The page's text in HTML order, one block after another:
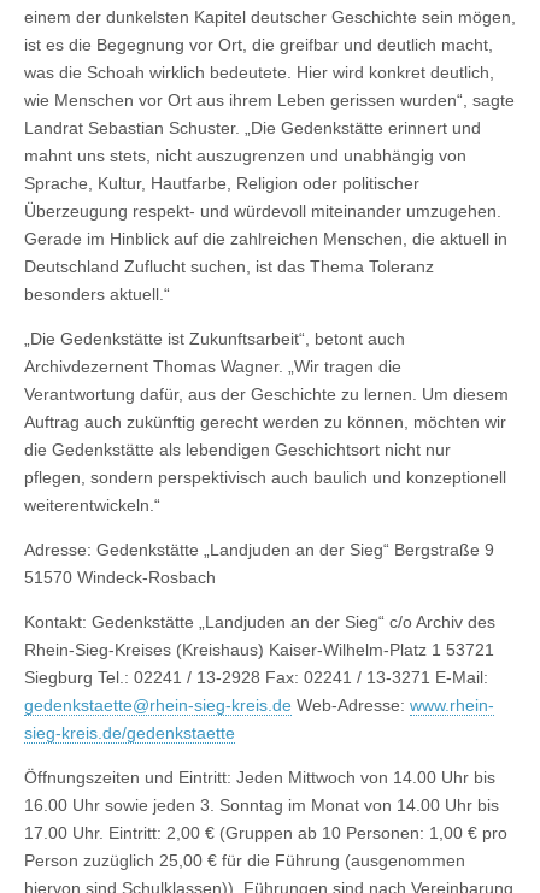
einem der dunkelsten Kapitel deutscher Geschichte sein mögen,
ist es die Begegnung vor Ort, die greifbar und deutlich macht,
was die Schoah wirklich bedeutete. Hier wird konkret deutlich,
wie Menschen vor Ort aus ihrem Leben gerissen wurden“, sagte
Landrat Sebastian Schuster. „Die Gedenkstätte erinnert und
mahnt uns stets, nicht auszugrenzen und unabhängig von
Sprache, Kultur, Hautfarbe, Religion oder politischer
Überzeugung respekt- und würdevoll miteinander umzugehen.
Gerade im Hinblick auf die zahlreichen Menschen, die aktuell in
Deutschland Zuflucht suchen, ist das Thema Toleranz
besonders aktuell.“
„Die Gedenkstätte ist Zukunftsarbeit“, betont auch
Archivdezernent Thomas Wagner. „Wir tragen die
Verantwortung dafür, aus der Geschichte zu lernen. Um diesem
Auftrag auch zukünftig gerecht werden zu können, möchten wir
die Gedenkstätte als lebendigen Geschichtsort nicht nur
pflegen, sondern perspektivisch auch baulich und konzeptionell
weiterentwickeln.“
Adresse: Gedenkstätte „Landjuden an der Sieg“ Bergstraße 9
51570 Windeck-Rosbach
Kontakt: Gedenkstätte „Landjuden an der Sieg“ c/o Archiv des
Rhein-Sieg-Kreises (Kreishaus) Kaiser-Wilhelm-Platz 1 53721
Siegburg Tel.: 02241 / 13-2928 Fax: 02241 / 13-3271 E-Mail:
gedenkstaette@rhein-sieg-kreis.de Web-Adresse: www.rhein-
sieg-kreis.de/gedenkstaette
Öffnungszeiten und Eintritt: Jeden Mittwoch von 14.00 Uhr bis
16.00 Uhr sowie jeden 3. Sonntag im Monat von 14.00 Uhr bis
17.00 Uhr. Eintritt: 2,00 € (Gruppen ab 10 Personen: 1,00 € pro
Person zuzüglich 25,00 € für die Führung (ausgenommen
hiervon sind Schulklassen)). Führungen sind nach Vereinbarung